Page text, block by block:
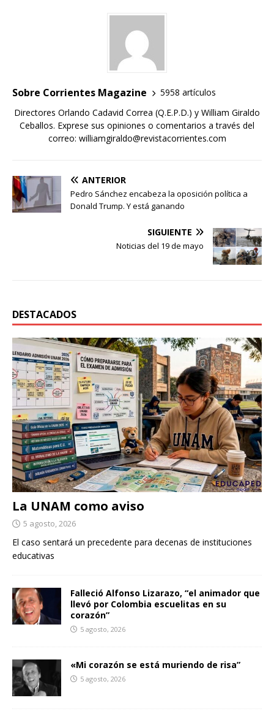
Sobre Corrientes Magazine
5958 artículos
Directores Orlando Cadavid Correa (Q.E.P.D.) y William Giraldo
Ceballos. Exprese sus opiniones o comentarios a través del
correo: williamgiraldo@revistacorrientes.com
ANTERIOR
Pedro Sánchez encabeza la oposición política a
Donald Trump. Y está ganando
SIGUIENTE
Noticias del 19 de mayo
DESTACADOS
La UNAM como aviso
5 agosto, 2026
El caso sentará un precedente para decenas de instituciones
educativas
Falleció Alfonso Lizarazo, “el animador que
llevó por Colombia escuelitas en su
corazón”
5 agosto, 2026
«Mi corazón se está muriendo de risa”
5 agosto, 2026